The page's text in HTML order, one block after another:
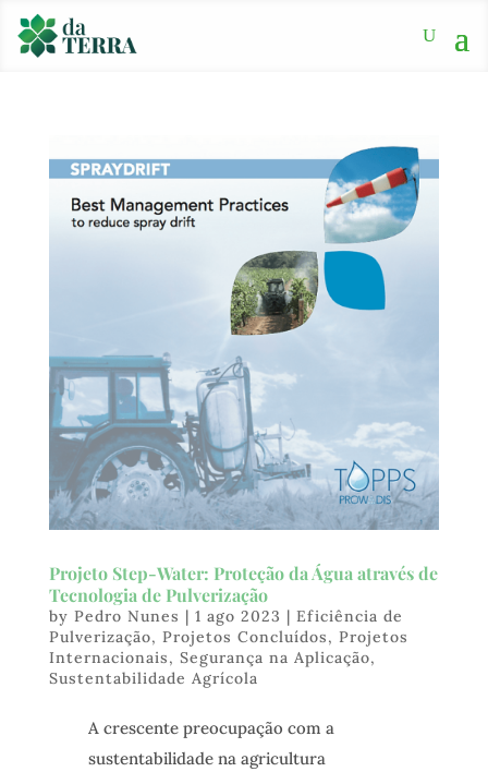
Projeto Step-Water: Proteção da Água através de
Tecnologia de Pulverização
by Pedro Nunes | 1 ago 2023 | Eficiência de
Pulverização, Projetos Concluídos, Projetos
Internacionais, Segurança na Aplicação,
Sustentabilidade Agrícola
A crescente preocupação com a
sustentabilidade na agricultura